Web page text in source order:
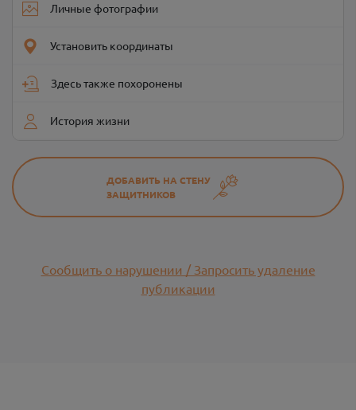
Личные фотографии
Установить координаты
Здесь также похоронены
История жизни
ДОБАВИТЬ НА СТЕНУ
ЗАЩИТНИКОВ
Сообщить о нарушении / Запросить удаление
публикации